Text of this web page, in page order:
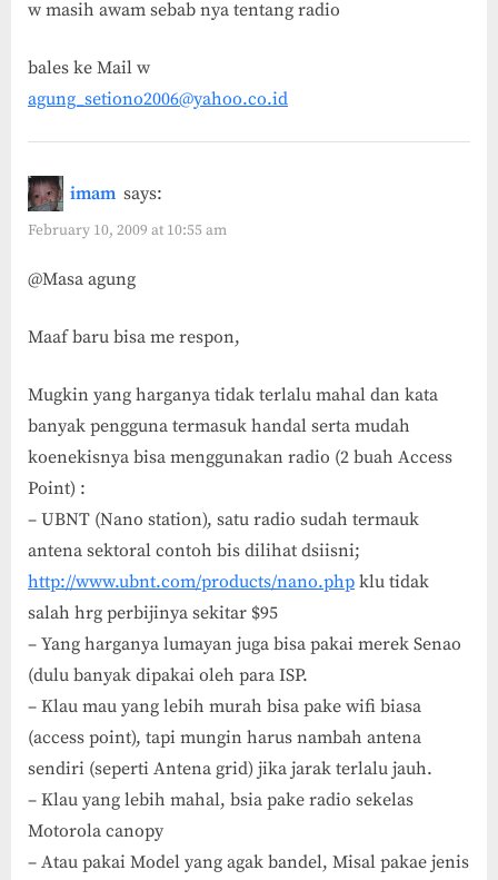
w masih awam sebab nya tentang radio
bales ke Mail w
agung_setiono2006@yahoo.co.id
imam says:
February 10, 2009 at 10:55 am
@Masa agung
Maaf baru bisa me respon,
Mugkin yang harganya tidak terlalu mahal dan kata
banyak pengguna termasuk handal serta mudah
koenekisnya bisa menggunakan radio (2 buah Access
Point) :
– UBNT (Nano station), satu radio sudah termauk
antena sektoral contoh bis dilihat dsiisni;
http://www.ubnt.com/products/nano.php klu tidak
salah hrg perbijinya sekitar $95
– Yang harganya lumayan juga bisa pakai merek Senao
(dulu banyak dipakai oleh para ISP.
– Klau mau yang lebih murah bisa pake wifi biasa
(access point), tapi mungin harus nambah antena
sendiri (seperti Antena grid) jika jarak terlalu jauh.
– Klau yang lebih mahal, bsia pake radio sekelas
Motorola canopy
– Atau pakai Model yang agak bandel, Misal pakae jenis